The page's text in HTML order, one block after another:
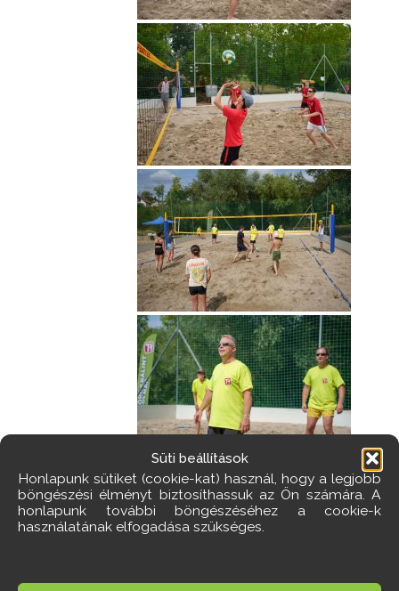
Süti beállítások
Honlapunk sütiket (cookie-kat) használ, hogy a legjobb
böngészési élményt biztosíthassuk az Ön számára. A
honlapunk további böngészéséhez a cookie-k
használatának elfogadása szükséges.